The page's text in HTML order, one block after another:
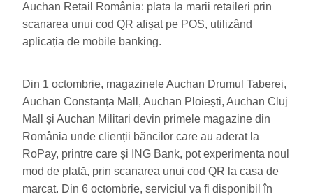
Auchan Retail România: plata la marii retaileri prin
scanarea unui cod QR afișat pe POS, utilizând
aplicația de mobile banking.
Din 1 octombrie, magazinele Auchan Drumul Taberei,
Auchan Constanța Mall, Auchan Ploiești, Auchan Cluj
Mall și Auchan Militari devin primele magazine din
România unde clienții băncilor care au aderat la
RoPay, printre care și ING Bank, pot experimenta noul
mod de plată, prin scanarea unui cod QR la casa de
marcat. Din 6 octombrie, serviciul va fi disponibil în